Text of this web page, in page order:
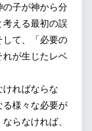
子が神から分
える最初の誤
して、「必要の
が生じたレベ
ければならな
様々な必要が
らなければ、